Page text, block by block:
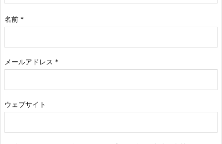
名前 *
メールアドレス *
ウェブサイト